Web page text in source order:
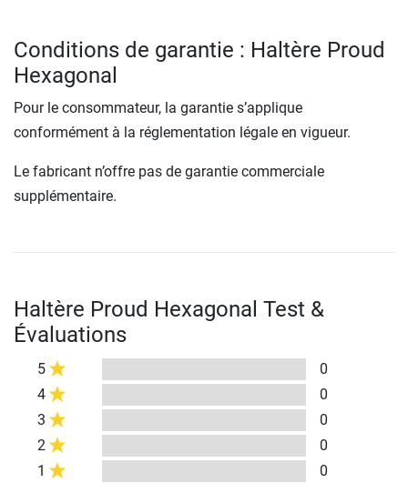
Conditions de garantie : Haltère Proud
Hexagonal
Pour le consommateur, la garantie s’applique
conformément à la réglementation légale en vigueur.
Le fabricant n’offre pas de garantie commerciale
supplémentaire.
Haltère Proud Hexagonal Test &
Évaluations
5
0
4
0
3
0
2
0
1
0